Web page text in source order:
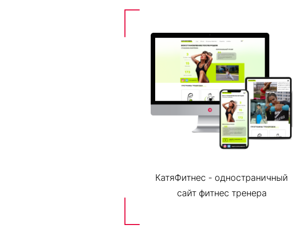
КатяФитнес - одностраничный
сайт фитнес тренера